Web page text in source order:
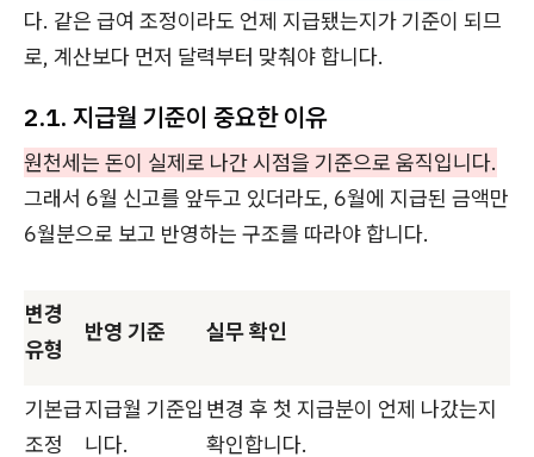
다. 같은 급여 조정이라도 언제 지급됐는지가 기준이 되므
로, 계산보다 먼저 달력부터 맞춰야 합니다.
2.1. 지급월 기준이 중요한 이유
원천세는 돈이 실제로 나간 시점을 기준으로 움직입니다.
그래서 6월 신고를 앞두고 있더라도, 6월에 지급된 금액만
6월분으로 보고 반영하는 구조를 따라야 합니다.
변경
유형
반영 기준 실무 확인
기본급
조정
지급월 기준입
니다.
변경 후 첫 지급분이 언제 나갔는지
확인합니다.